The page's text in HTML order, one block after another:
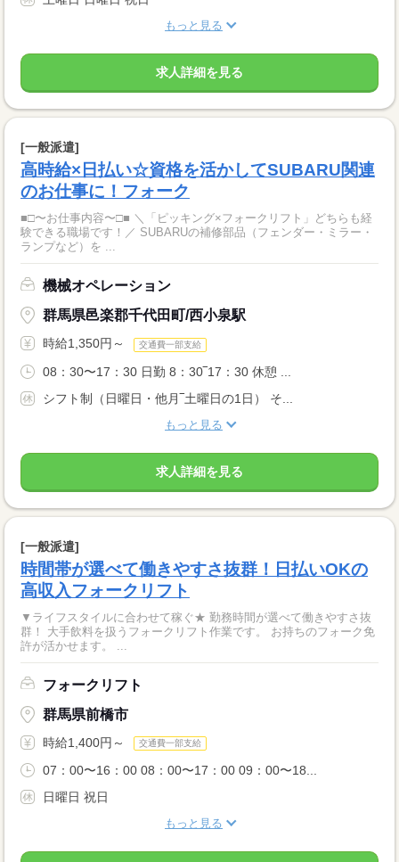
もっと見る
求人詳細を見る
[一般派遣]
高時給×日払い☆資格を活かしてSUBARU関連
のお仕事に！フォーク
■□〜お仕事内容〜□■ ＼「ピッキング×フォークリフト」どちらも経
験できる職場です！／ SUBARUの補修部品（フェンダー・ミラー・
ランプなど）を ...
機械オペレーション
群馬県邑楽郡千代田町/西小泉駅
時給1,350円～ 交通費一部支給
08：30〜17：30 日勤 8：30‾17：30 休憩 ...
シフト制（日曜日・他月‾土曜日の1日） そ...
もっと見る
求人詳細を見る
[一般派遣]
時間帯が選べて働きやすさ抜群！日払いOKの
高収入フォークリフト
▼ライフスタイルに合わせて稼ぐ★ 勤務時間が選べて働きやすさ抜
群！ 大手飲料を扱うフォークリフト作業です。 お持ちのフォーク免
許が活かせます。 ...
フォークリフト
群馬県前橋市
時給1,400円～ 交通費一部支給
07：00〜16：00 08：00〜17：00 09：00〜18...
日曜日 祝日
もっと見る